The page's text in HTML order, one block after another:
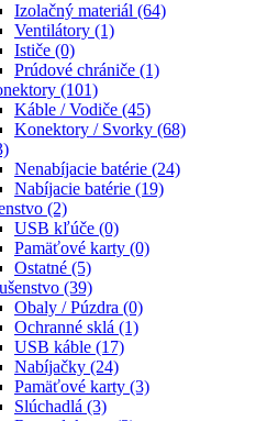
Izolačný materiál (64)
Ventilátory (1)
Ističe (0)
Prúdové chrániče (1)
(101)
Káble / Vodiče (45)
Konektory / Svorky (68)
Nenabíjacie batérie (24)
Nabíjacie batérie (19)
(2)
USB kľúče (0)
Pamäťové karty (0)
Ostatné (5)
(39)
Obaly / Púzdra (0)
Ochranné sklá (1)
USB káble (17)
Nabíjačky (24)
Pamäťové karty (3)
Slúchadlá (3)